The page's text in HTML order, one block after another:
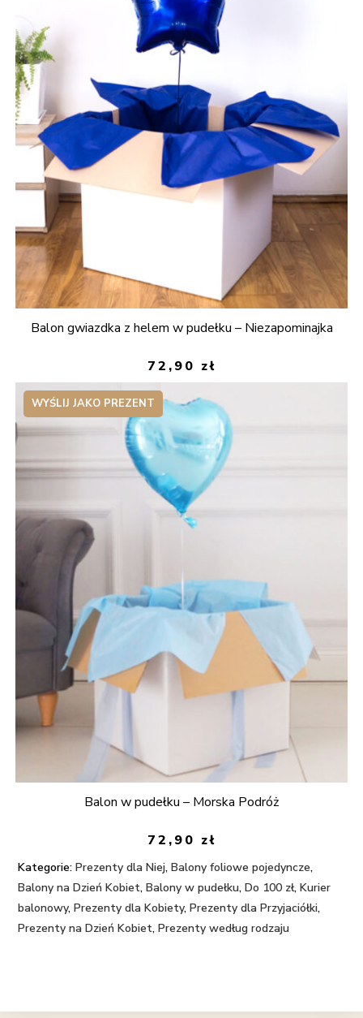
Balon gwiazdka z helem w pudełku – Niezapominajka
72,90 zł
WYŚLIJ JAKO PREZENT
Balon w pudełku – Morska Podróż
72,90 zł
Kategorie: Prezenty dla Niej,Balony foliowe pojedyncze,
Balony na Dzień Kobiet,Balony w pudełku,Do 100 zł,Kurier
balonowy,Prezenty dla Kobiety,Prezenty dla Przyjaciółki,
Prezenty na Dzień Kobiet,Prezenty według rodzaju